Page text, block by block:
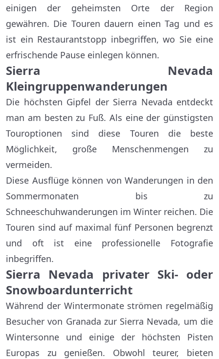
einigen der geheimsten Orte der Region
gewähren. Die Touren dauern einen Tag und es
ist ein Restaurantstopp inbegriffen, wo Sie eine
erfrischende Pause einlegen können.
Sierra Nevada
Kleingruppenwanderungen
Die höchsten Gipfel der Sierra Nevada entdeckt
man am besten zu Fuß. Als eine der günstigsten
Touroptionen sind diese Touren die beste
Möglichkeit, große Menschenmengen zu
vermeiden.
Diese Ausflüge können von Wanderungen in den
Sommermonaten bis zu
Schneeschuhwanderungen im Winter reichen. Die
Touren sind auf maximal fünf Personen begrenzt
und oft ist eine professionelle Fotografie
inbegriffen.
Sierra Nevada privater Ski- oder
Snowboardunterricht
Während der Wintermonate strömen regelmäßig
Besucher von Granada zur Sierra Nevada, um die
Wintersonne und einige der höchsten Pisten
Europas zu genießen. Obwohl teurer, bieten